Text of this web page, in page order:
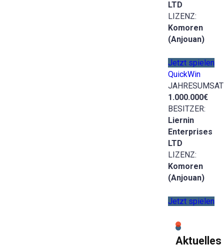
LTD
LIZENZ:
Komoren
(Anjouan)
Jetzt spielen
QuickWin
1.000.000€
BESITZER:
Liernin
Enterprises
LTD
LIZENZ:
Komoren
(Anjouan)
Jetzt spielen
Aktuelles